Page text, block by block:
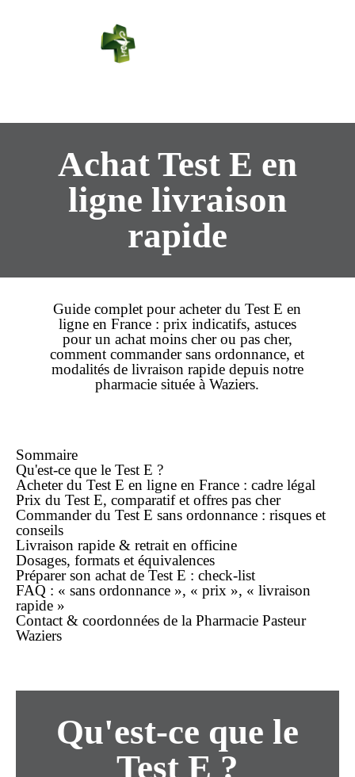
Achat Test E en
ligne livraison
rapide
Guide complet pouracheterdu Test E en
ligne en France : prix indicatifs, astuces
pour un achat moins cherou pas cher,
commentcommandersans ordonnance, et
modalités de livraison rapidedepuis notre
pharmacie située à Waziers.
Sommaire
Qu'est-ce que le Test E ?
Acheter du Test E en ligne en France : cadre légal
Prix du Test E, comparatif et offres pas cher
Commander du Test E sans ordonnance : risques et
conseils
Livraison rapide & retrait en officine
Dosages, formats et équivalences
Préparer son achat de Test E : check-list
FAQ : « sans ordonnance », « prix », « livraison
rapide »
Contact & coordonnées de la Pharmacie Pasteur
Waziers
Qu'est-ce que le
Test E ?